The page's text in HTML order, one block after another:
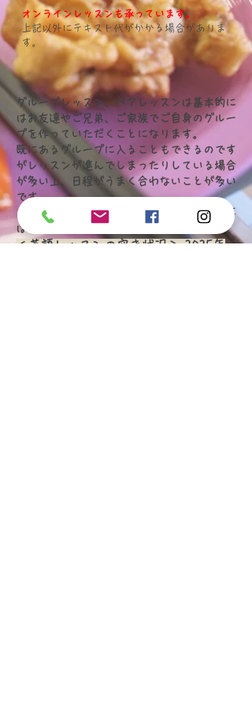
​ オンラインレッスンも承っています。
上記以外にテキスト代がかかる場合がありま
す。
グループレッスン、ペアレッスンは基本的に
はお友達やご兄弟、ご家族でご自身のグルー
プを作っていただくことになります。
既にあるグループに入ることもできるのです
がレッスンが進んでしまったりしている場合
が多い上、日程がうまく合わないことが多い
です。
英語のレッスンもお料理教室同様、入会金等
はいただいていません。
＜英語レッスンの空き状況＞2025年